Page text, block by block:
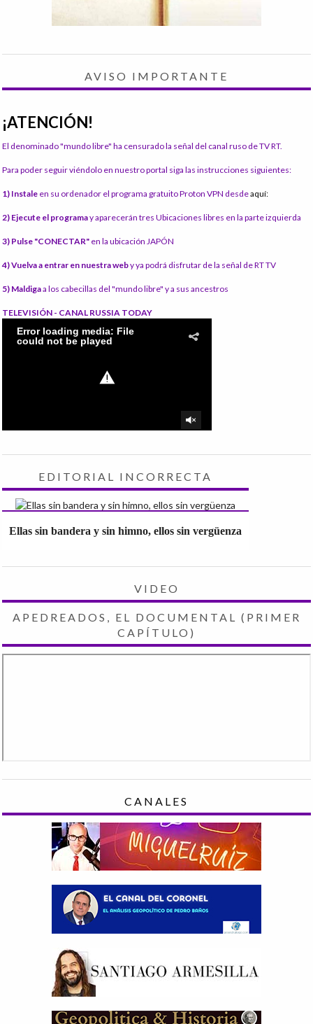
AVISO IMPORTANTE
¡ATENCIÓN!
El denominado "mundo libre" ha censurado la señal del canal ruso de TV RT.
Para poder seguir viéndolo en nuestro portal siga las instrucciones siguientes:
1) Instale en su ordenador el programa gratuito Proton VPN desdeaquí:
2) Ejecute el programay aparecerán tres Ubicaciones libres en la parte izquierda
3) Pulse "CONECTAR" en la ubicación JAPÓN
4) Vuelva a entrar en nuestra weby ya podrá disfrutar de la señal de RT TV
5) Maldigaa los cabecillas del "mundo libre" y a sus ancestros
TELEVISIÓN - CANAL RUSSIA TODAY
EDITORIAL INCORRECTA
Ellas sin bandera y sin himno, ellos sin vergüenza
VIDEO
APEDREADOS, EL DOCUMENTAL (PRIMER
CAPÍTULO)
CANALES